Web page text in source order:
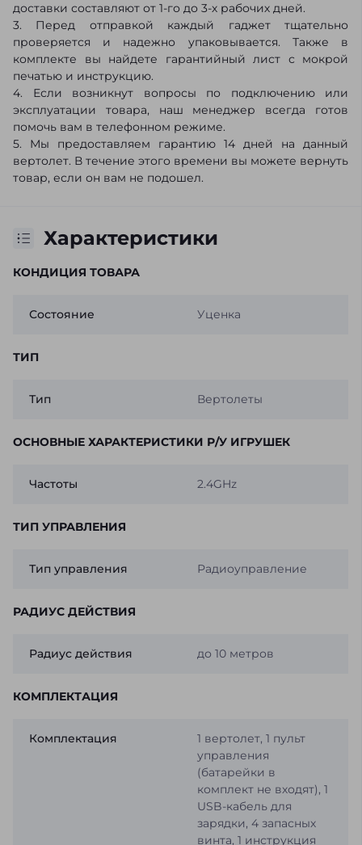
доставки составляют от 1-го до 3-х рабочих дней.
3. Перед отправкой каждый гаджет тщательно
проверяется и надежно упаковывается. Также в
комплекте вы найдете гарантийный лист с мокрой
печатью и инструкцию.
4. Если возникнут вопросы по подключению или
эксплуатации товара, наш менеджер всегда готов
помочь вам в телефонном режиме.
5. Мы предоставляем гарантию 14 дней на данный
вертолет. В течение этого времени вы можете вернуть
товар, если он вам не подошел.
Характеристики
КОНДИЦИЯ ТОВАРА
Состояние Уценка
ТИП
Тип Вертолеты
ОСНОВНЫЕ ХАРАКТЕРИСТИКИ Р/У ИГРУШЕК
Частоты 2.4GHz
ТИП УПРАВЛЕНИЯ
Тип управления Радиоуправление
РАДИУС ДЕЙСТВИЯ
Радиус действия до 10 метров
КОМПЛЕКТАЦИЯ
Комплектация
1 вертолет, 1 пульт
управления
(батарейки в
комплект не входят), 1
USB-кабель для
зарядки, 4 запасных
винта, 1 инструкция